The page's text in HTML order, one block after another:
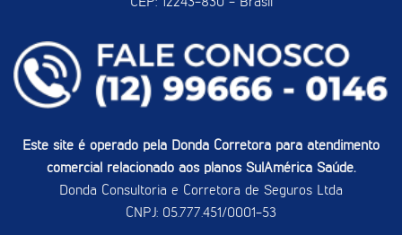
Este site é operado pela Donda Corretora para atendimento
comercial relacionado aos planos SulAmérica Saúde.
Donda Consultoria e Corretora de Seguros Ltda
CNPJ: 05.777.451/0001-53